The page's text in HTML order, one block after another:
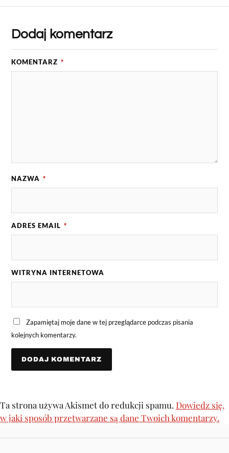
Dodaj komentarz
KOMENTARZ *
NAZWA *
ADRES EMAIL *
WITRYNA INTERNETOWA
Zapamiętaj moje dane w tej przeglądarce podczas pisania
kolejnych komentarzy.
Ta strona używa Akismet do redukcji spamu. Dowiedz się,
w jaki sposób przetwarzane są dane Twoich komentarzy.